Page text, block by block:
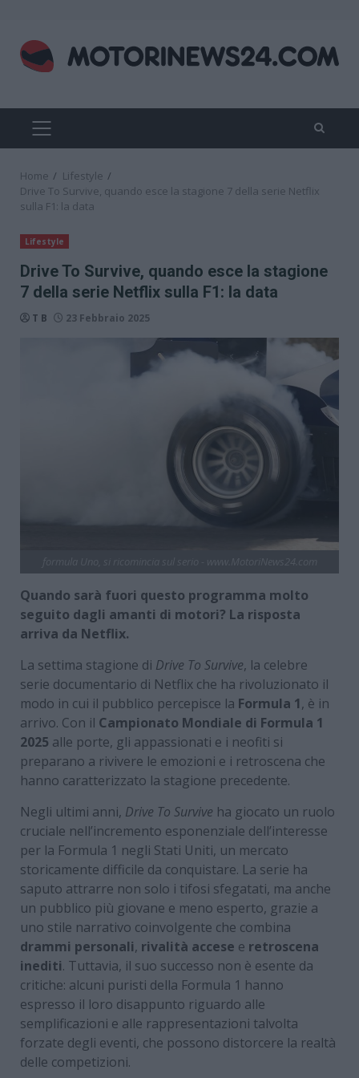
content
PRIMARY
MENU
Home
Lifestyle
Drive To Survive, quando esce la stagione 7 della serie Netflix
sulla F1: la data
Lifestyle
Drive To Survive, quando esce la stagione
7 della serie Netflix sulla F1: la data
T B 23 Febbraio 2025
Quando sarà fuori questo programma molto
seguito dagli amanti di motori? La risposta
arriva da Netflix.
La settima stagione di Drive To Survive, la celebre
serie documentario di Netflix che ha rivoluzionato il
modo in cui il pubblico percepisce la Formula 1, è in
arrivo. Con il Campionato Mondiale di Formula 1
2025 alle porte, gli appassionati e i neofiti si
preparano a rivivere le emozioni e i retroscena che
hanno caratterizzato la stagione precedente.
Negli ultimi anni, Drive To Survive ha giocato un ruolo
cruciale nell’incremento esponenziale dell’interesse
per la Formula 1 negli Stati Uniti, un mercato
storicamente difficile da conquistare. La serie ha
saputo attrarre non solo i tifosi sfegatati, ma anche
un pubblico più giovane e meno esperto, grazie a
uno stile narrativo coinvolgente che combina
drammi personali, rivalità accese e retroscena
inediti. Tuttavia, il suo successo non è esente da
critiche: alcuni puristi della Formula 1 hanno
espresso il loro disappunto riguardo alle
semplificazioni e alle rappresentazioni talvolta
forzate degli eventi, che possono distorcere la realtà
delle competizioni.